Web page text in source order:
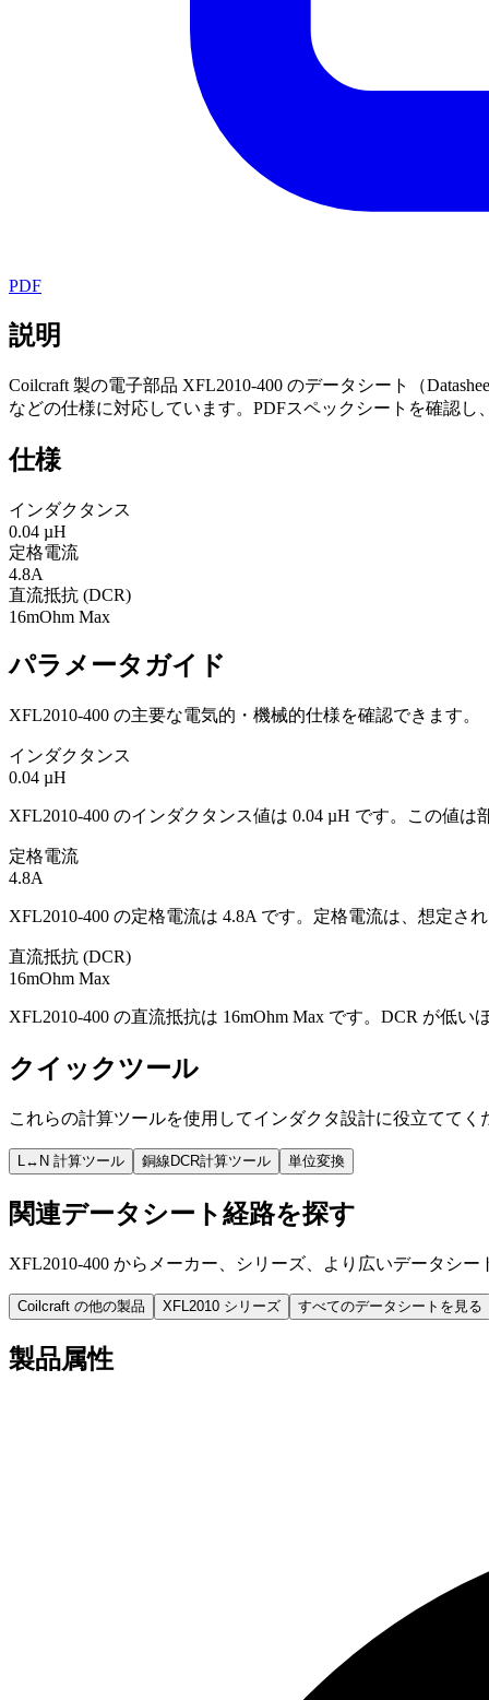
PDF
説明
Coilcraft 製の電子部品 XFL2010-400 のデータシート（
などの仕様に対応しています。PDFスペックシートを確認
仕様
インダクタンス
0.04 µH
定格電流
4.8A
直流抵抗 (DCR)
16mOhm Max
パラメータガイド
XFL2010-400 の主要な電気的・機械的仕様を確認できます。
インダクタンス
0.04 µH
XFL2010-400 のインダクタンス値は 0.04 µH です。この値
定格電流
4.8A
XFL2010-400 の定格電流は 4.8A です。定格電流は、想定
直流抵抗 (DCR)
16mOhm Max
XFL2010-400 の直流抵抗は 16mOhm Max です。DCR が低
クイックツール
これらの計算ツールを使用してインダクタ設計に役立ててく
L↔N 計算ツール 銅線DCR計算ツール 単位変換
関連データシート経路を探す
XFL2010-400 からメーカー、シリーズ、より広いデータシー
Coilcraft の他の製品 XFL2010 シリーズ すべてのデータシートを見る
製品属性